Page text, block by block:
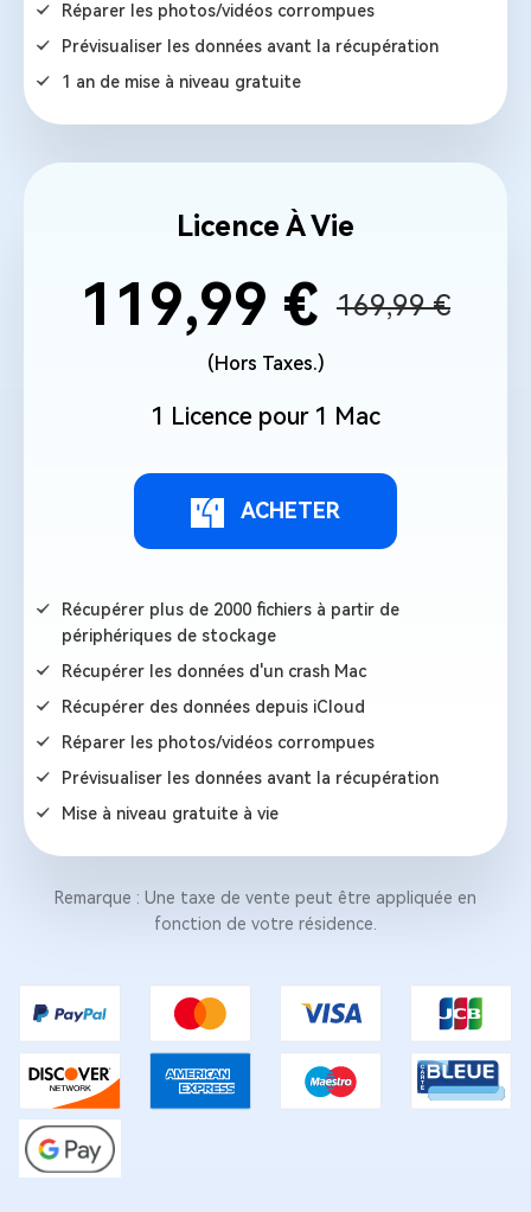
Réparer les photos/vidéos corrompues
Prévisualiser les données avant la récupération
1 an de mise à niveau gratuite
Licence À Vie
119,99 € 169,99 €
(Hors Taxes.)
1 Licence pour 1 Mac
ACHETER
Récupérer plus de 2000 fichiers à partir de
périphériques de stockage
Récupérer les données d'un crash Mac
Récupérer des données depuis iCloud
Réparer les photos/vidéos corrompues
Prévisualiser les données avant la récupération
Mise à niveau gratuite à vie
Remarque : Une taxe de vente peut être appliquée en
fonction de votre résidence.